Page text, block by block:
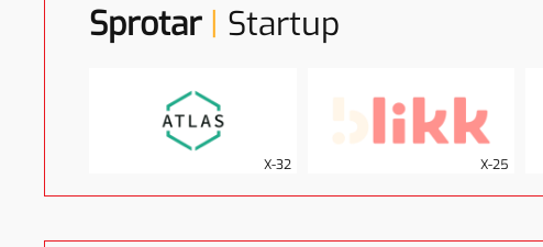
Sprotar | Startup
X-32 X-25